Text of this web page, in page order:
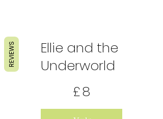
Ellie and the
Underworld
£8
REVIEWS